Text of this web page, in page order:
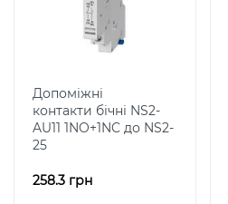
Допоміжні
контакти бічні NS2-
AU11 1NO+1NC до NS2-
25
258.3 грн